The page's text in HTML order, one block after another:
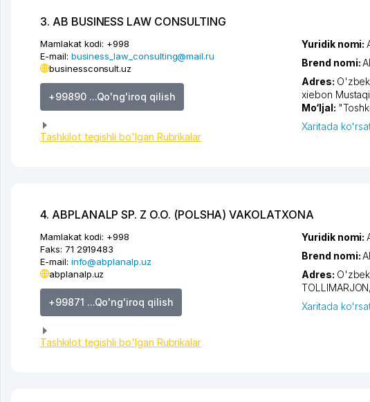
3. AB BUSINESS LAW CONSULTING
Mamlakat kodi: +998
E-mail: business_law_consulting@mail.ru
businessconsult.uz
+99890 ...Qo'ng'iroq qilish
Tashkilot tegishli bo'lgan Rubrikalar
Yuridik nomi:
Brend nomi:
Adres:
xiеbon
Mo‘ljal:
Xaritada
4. ABPLANALP SP. Z O.O. (POLSHA) VAKOLATXONA
Mamlakat kodi: +998
Faks: 71 2919483
E-mail: info@abplanalp.uz
abplanalp.uz
+99871 ...Qo'ng'iroq qilish
Tashkilot tegishli bo'lgan Rubrikalar
Yuridik nomi:
Brend nomi:
Adres:
TOLLIMARJON
Xaritada